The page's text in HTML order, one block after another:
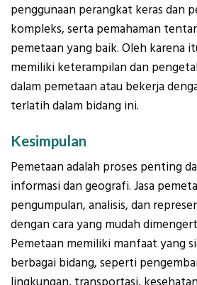
penggunaan perangkat keras dan
kompleks, serta pemahaman
pemetaan yang baik. Oleh karena
memiliki keterampilan dan
dalam pemetaan atau bekerja
terlatih dalam bidang ini.
Kesimpulan
Pemetaan adalah proses penting
informasi dan geografi. Jasa
pengumpulan, analisis, dan
dengan cara yang mudah
Pemetaan memiliki manfaat yang
berbagai bidang, seperti